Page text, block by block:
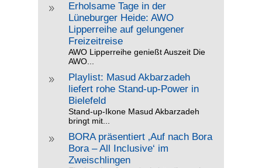
9
Erholsame Tage in der
Lüneburger Heide: AWO
Lipperreihe auf gelungener
Freizeitreise
AWO Lipperreihe genießt Auszeit Die
AWO...
9
Playlist: Masud Akbarzadeh
liefert rohe Stand-up-Power in
Bielefeld
Stand-up-Ikone Masud Akbarzadeh
bringt mit...
9
BORA präsentiert ‚Auf nach Bora
Bora – All Inclusive‘ im
Zweischlingen